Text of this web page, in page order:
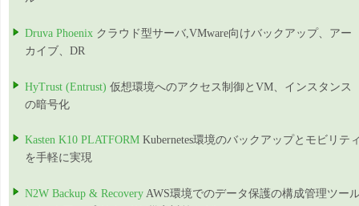
Druva Phoenix クラウド型サーバ,VMware向けバックアップ、アー
カイブ、DR
HyTrust (Entrust) 仮想環境へのアクセス制御とVM、インスタンス
の暗号化
Kasten K10 PLATFORM Kubernetes環境のバックアップとモビリテ
を手軽に実現
N2W Backup & Recovery AWS環境でのデータ保護の構成管理ツー